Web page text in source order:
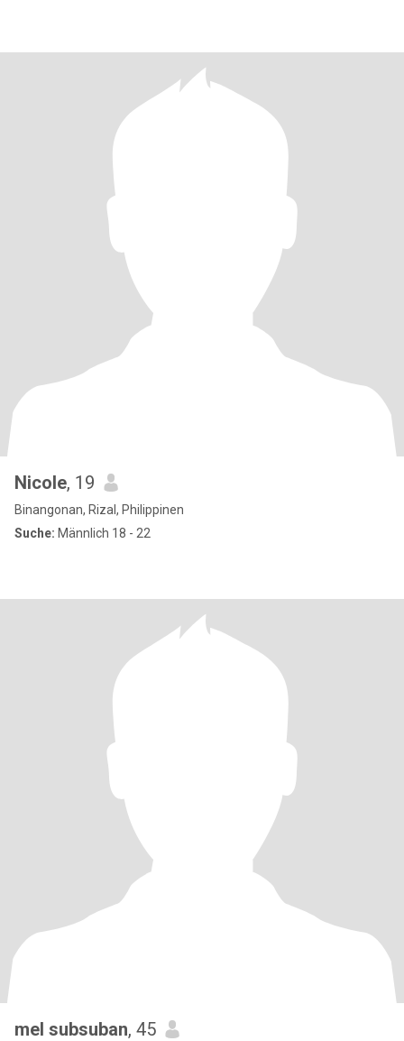
Nicole, 19
Binangonan, Rizal, Philippinen
Suche: Männlich 18 - 22
mel subsuban, 45